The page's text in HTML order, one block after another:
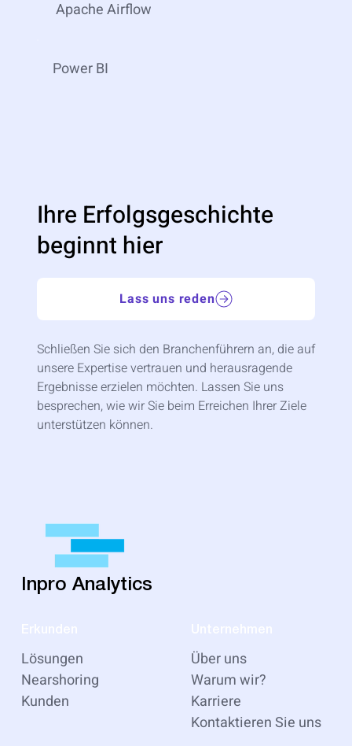
Apache Airflow
Power BI
Ihre Erfolgsgeschichte
beginnt hier
Schließen Sie sich den Branchenführern an, die auf
unsere Expertise vertrauen und herausragende
Ergebnisse erzielen möchten. Lassen Sie uns
besprechen, wie wir Sie beim Erreichen Ihrer Ziele
unterstützen können.
Lass uns reden
Lösungen
Nearshoring
Kunden
Über uns
Warum wir?
Karriere
Kontaktieren Sie uns
Inpro Analytics